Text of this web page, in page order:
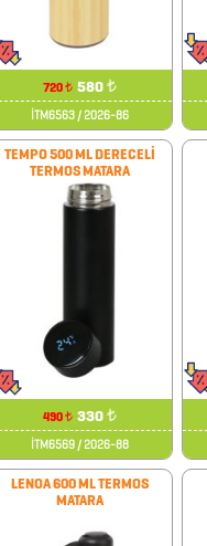
720₺ 580 ₺
İTM6563 / 2026-86
TEMPO 500 ML DERECELİ
TERMOS MATARA
490₺ 330 ₺
İTM6569 / 2026-88
LENOA 600 ML TERMOS
MATARA